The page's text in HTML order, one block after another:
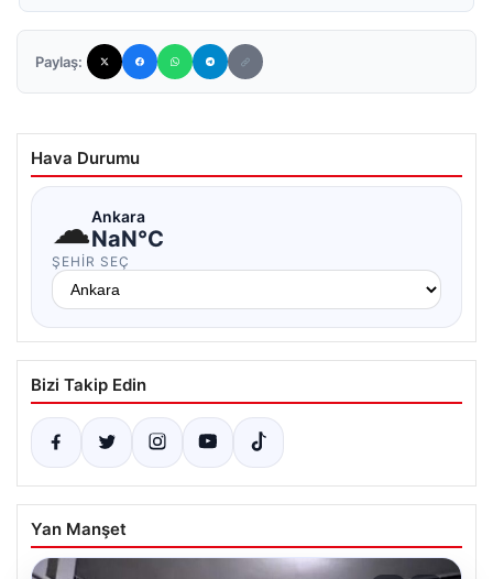
Paylaş:
Hava Durumu
☁Ankara
NaN°C
ŞEHIR SEÇ
Bizi Takip Edin
Yan Manşet